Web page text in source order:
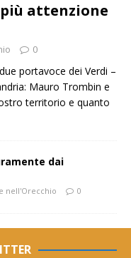
attenzione
0
portavoce dei Verdi –
Mauro Trombin e
territorio e quanto
dai
nell'Orecchio 0